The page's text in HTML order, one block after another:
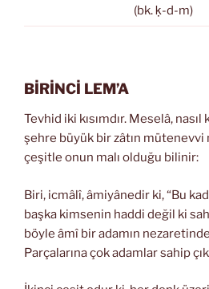
(bk. ḳ-d-m)
BİRİNCİ LEM’A
Tevhid iki kısımdır. Meselâ,
şehre büyük bir zâtın mütenevvi
çeşitle onun malı olduğu bilinir:
Biri, icmâlî, âmiyânedir ki, “Bu
başka kimsenin haddi değil ki
böyle âmî bir adamın
Parçalarına çok adamlar sahip